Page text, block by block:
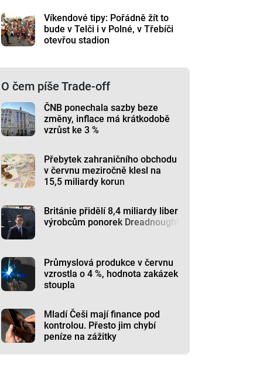
Víkendové tipy: Pořádně žít to
bude v Telči i v Polné, v Třebíči
otevřou stadion
O čem píše Trade-off
ČNB ponechala sazby beze
změny, inflace má krátkodobě
vzrůst ke 3 %
Přebytek zahraničního obchodu
v červnu meziročně klesl na
15,5 miliardy korun
Británie přidělí 8,4 miliardy liber
výrobcům ponorek Dreadnought
Průmyslová produkce v červnu
vzrostla o 4 %, hodnota zakázek
stoupla
Mladí Češi mají finance pod
kontrolou. Přesto jim chybí
peníze na zážitky